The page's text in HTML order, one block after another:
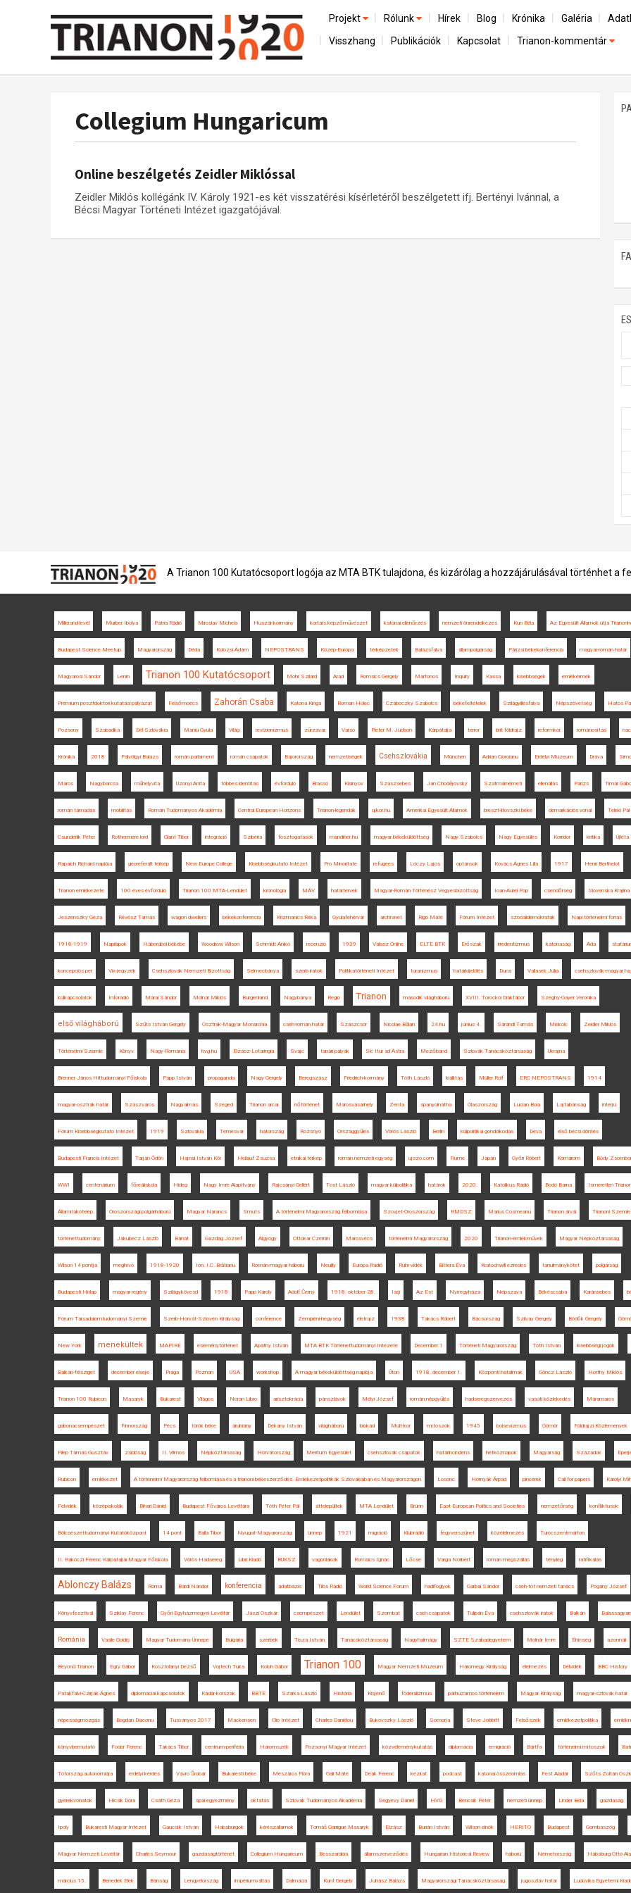
Projekt
Előzmények
Az összeomlás és a magyar társadalom
Utókor és emlékezet
Rólunk
A kutatócsoport működéséről
Hírek Blog Krónika Galéria
Visszhang Publikációk Kapcsolat Trianon-kommentár
Collegium Hungaricum
Online beszélgetés Zeidler Miklóssal
Zeidler Miklós kollégánk IV. Károly 1921-es két visszatérési kísérletéről beszélgetett ifj. Bertényi Ivánnal, a
Bécsi Magyar Történeti Intézet igazgatójával.
A Trianon 100 Kutatócsoport logója az MTA BTK tulajdona, és kizárólag a hozzájárulásával történhet a
Millerand-levél Murber Ibolya Pátria Rádió Miroslav Michela Huszár-kormány kortárs képzőművészet katonai ellenőrzés nemzeti önrendelkezés Kun Béla Az Egyesült Államok útja
Budapest Science Meetup Magyarország Déda Kolozsi Ádám NEPOSTRANS Közép-Európa térképzetek Balázsfalva állampolgárság Párizsi békekonferencia magyar-román határ
Magyarosi Sándor Lenin Trianon 100 Kutatócsoport Mohr Szilárd Arad Romsics Gergely Martonos Inquiry Kassa kisebbségek emlékérmék
Prémium posztdoktori kutatási pályázat Felsőmoécs Zahorán Csaba Katona Kinga Roman Holec Czáboczky Szabolcs békefeltételek Szilágyillésfalva Népszövetség Hatos Pál
Pozsony Szabadka Dél-Szlovákia Maniu Gyula Világ revizionizmus zűrzavar Varsó Pieter M. Judson Kárpátalja terror brit földrajz reformkor románosítás
Krónika 2018 Pálvölgyi Balázs román parlament román csapatok Bajorország nemzetiségek Csehszlovákia München Adrian Cioroianu Erdélyi Múzeum Dráva
Maros Nagybarcsa műhelyvita Uzonyi Anita többes identitás évforduló Brassó Kisinyov Szászsebes Jan Chodějovský Szatmárnémeti ellenállás Párizs Timár
román támadás mobilitás Román Tudományos Akadémia Central European Horizons Trianon-legendák ujkor.hu Amerikai Egyesült Államok breszt-litovszki béke demarkációs vonal Teleki Pál
Csunderlik Péter Rothermere lord Glant Tibor integráció Szibéria fosztogatások mandiner.hu magyar békeküldöttség Nagy Szabolcs Nagy Egyesülés Korridor kritika Újléta
Rapaich Richárd naplója georeferált térkép New Europe College Kisebbségkutató Intézet Pro Minoritate refugees Lóczy Lajos optánsok Kovács Ágnes Lilla 1917 Henri Berthelot
Trianon emlékezete 100 éves évforduló Trianon 100 MTA-Lendület kronológia MÁV határtervek Magyar-Román Történész Vegyesbizottság Ioan-Aurel Pop csendőrség Slovenska Krajina
Jeszenszky Géza Révész Tamás wagon dwellers békekonferencia Krizmanics Réka Gyulafehérvár archívnet Rigó Máté Fórum Intézet szociáldemokraták Napi történelmi forrás
1918-1919 Napilapok Háborúból békébe Woodrow Wilson Schmidt Anikó recenzió 1939 Válasz Online ELTE BTK Erőszak irredentizmus katonaság Ada
koncepciós per Vix-jegyzék Csehszlovák Nemzeti Bizottság Selmecbánya szerb iratok Politikatörténeti Intézet turanizmus határkijelölés Duna Vallasek Júlia csehszlovák-magyar
külkapcsolatok Inforádió Márai Sándor Molnár Miklós Burgenland Nagybánya Regio Trianon második világháború XVIII. Torockói Diáktábor Szeghy-Gayer Veronika
első világháború Szűts István Gergely Osztrák-Magyar Monarchia cseh-román határ Szászcsór Nicolae Bălan 24.hu június 4. Sárándi Tamás Miskolc Zeidler Miklós
Történelmi Szemle Könyv Nagy-Románia hvg.hu Elzász-Lotaringia Svájc tanári pályák Sic Itur ad Astra Mezőbánd Szlovák Tanácsköztársaság Ukrajna
Brenner János Hittudományi Főiskola Papp István propaganda Nagy Gergely Beregszász Friedrich-kormány Tóth László kiállítás Müller Rolf ERC NEPOSTRANS 1914
magyar-osztrák határ Szászváros Nagyalmás Szeged Trianon arcai nőtörténet Marosvásárhely Zenta spanyolnátha Olaszország Lucian Boia Lajtabánság interjú
Fórum Kisebbségkutató Intézet 1919 Szlovákia Temesvár hátország Rozsnyó Országgyűlés Vörös László Berlin külpolitikai gondolkodás Déva első bécsi döntés
Budapesti Francia Intézet Tarján Ödön Hajnal István Kör Heilauf Zsuzsa etnikai térkép román nemzeti egység ujszo.com Fiume Japán Győri Róbert Komárom Bódy Zsombor
WWI centenárium főreáliskola Hideg Nagy Imre Alapítvány Rajcsányi Gellért Tost László magyar külpolitika határok 2020. Katolikus Rádió Bodó Barna Ismeretlen Trianon
Állami lakótelep Oroszországi polgárháború Magyar Narancs Smuts A történelmi Magyarország felbomlása Szovjet-Oroszország RMDSZ Marius Cosmeanu Trianon árvái Trianoni Szemle
történettudomány Jakubecz László Bánát Gazdag József Algyógy Ottokar Czernin Marosvécs történelmi Magyarország 2020 Trianon-emlékművek Magyar Népköztársaság
Wilson 14 pontja meghívó 1918-1920 Ion. I.C. Brătianu Román-magyar háború Neuilly Európa Rádió Ruhr-vidék Bittera Éva Kratochwill ezredes tanulmánykötet polgárság
Budapesti Hírlap magyar regény Szilágykövesd 1918 Papp Károly Adolf Černý 1918. október 28. Iaşi Az Est Nyíregyháza Népszava Békéscsaba Karánsebes
Fórum Társadalomtudományi Szemle Szerb-Horvát-Szlovén Királyság conference Zempléni-hegység életrajz 1938 Takács Róbert Bácsország Szilvay Gergely Bödők Gergely
New York menekültek MAPIRE eseménytörténet Apáthy István MTA BTK Történettudományi Intézete December 1 Történeti Magyarország Tóth István kisebbségi jogok
Balkán-félsziget december elseje Prága Poznan USA workshop A magyar békeküldöttség naplója Úton 1918. december 1. Központi hatalmak Göncz László Horthy Miklós
Trianon 100 Rubicon Masaryk Bukarest Világos Noran Libro arisztokrácia pánszlávok Mélyi József román népgyűlés hadseregszervezés vasúti közlekedés Máramaros
gabonacsempészet Finnország Pécs török béke áruhiány Dékány István világháború blokád Múlt-kor mítoszok 1945 bolsevizmus Gömör Földrajzi Közlemények
Filep Tamás Gusztáv zsidóság II. Vilmos Népköztársaság Horvátország Meritum Egyesület csehszlovák csapatok határincindens hétköznapok Magyarság Századok
Rubicon emlékezet A történelmi Magyarország felbomlása és a trianoni békeszerződés. Emlékezetpolitikák Szlovákiában és Magyarországon Losonc Hornyák Árpád pincérek Call for papers Károlyi
Felvidék középiskolák Bihari Dániel Budapest Főváros Levéltára Tóth Péter Pál áttelepültek MTA Lendület Brünn East European Politics and Societies nemzetőrség konfliktusok
Bölcsészettudományi Kutatóközpont 14 pont Balla Tibor Nyugat-Magyarország ünnep 1921 migráció Klubrádió fegyverszünet közélelmezés Turócszentmárton
II. Rákóczi Ferenc Kárpátaljai Magyar Főiskola Vörös Hadsereg Libri Kiadó BUKSZ vagonlakók Romsics Ignác Lőcse Varga Norbert román megszállás tényleg ratifikálás
Ablonczy Balázs Róma Bárdi Nándor konferencia adatbázis Tilos Rádió World Science Forum hadifoglyok Garbai Sándor cseh-tót nemzeti tanács Pogány József
Könyvfesztivál Sziklay Ferenc Győri Egyházmegyei Levéltár Jászi Oszkár csempészet Lendület Szombat cseh csapatok Tulipán Éva csehszlovák iratok Balkán
Románia Vasile Goldiș Magyar Tudomány Ünnepe Bulgária szerbek Tisza István Tanácsköztársaság Nagyhalmágy SZTE Szabadegyetem Molnár Imre Éhínség azonnali
Beyond Trianon Egry Gábor Kosztolányi Dezső Vojtech Tuka Koloh Gábor Trianon 100 Magyar Nemzeti Múzeum Háromegy Királyság élelmezés Délvidék BBC History
Patakfalvi-Czirják Ágnes diplomáciai kapcsolatok Kádár-korszak BBTE Szarka László História Kisjenő föderalizmus párhuzamos történelem Magyar Királyság magyar-szlovák határ
népességmozgás Bogdan Diaconu Tusványos 2017 Mackensen Clio Intézet Charles Daniélou Bukovszky László Somorja Steve Jobbitt Felsőszék emlékezetpolitika
könyvbemutató Fodor Ferenc Takács Tibor centrum-periféria Háromszék Pozsonyi Magyar Intézet közvéleménykutatás diplomácia emigráció Bártfa történelmi mítoszok
Tótország autonómiája erdélyi kérdés Vavro Šrobár Bukaresti béke Mészáros Flóra Gali Máté Deák Ferenc kézirat podcast katonai összeomlás Fest Aladár Szőts Zoltán
gyerekvonatok Hicsik Dóra Csáth Géza spai egyezmény oktatás Szlovák Tudományos Akadémia Segyevy Dániel HVG Bencsik Péter nemzeti ünnep Linder Béla gazdaság
Ipoly Bukaresti Magyar Intézet Gaucsík István Habsburgok kérészállamok Tomáš Garrigue Masaryk Elzász Burián István Wilson elnök HERITO Budapest Gombaszög
Magyar Nemzeti Levéltár Charles Seymour gazdaságtörténet Collegium Hungaricum Besszarábia államszerveződés Hungarian Historical Review háború Németország Habsburg Ottó
március 15. Benedek Elek Bánság Lengyelország impériumváltás Dalmácia Kunt Gergely Juhász Balázs Magyarországi Tanácsköztársaság jugoszláv határ Ludovika Egyetemi